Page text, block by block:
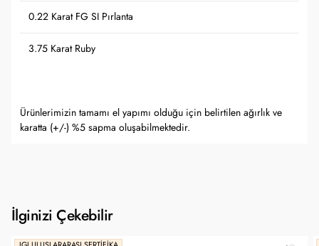
0.22 Karat FG SI Pırlanta
3.75 Karat Ruby
Ürünlerimizin tamamı el yapımı olduğu için belirtilen ağırlık ve
karatta (+/-) %5 sapma oluşabilmektedir.
İlginizi Çekebilir